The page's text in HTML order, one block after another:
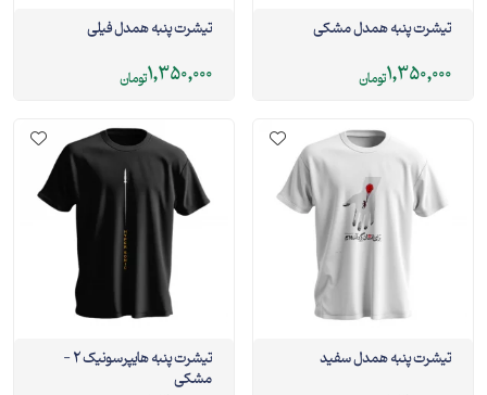
تیشرت پنبه همدل مشکی
1,350,000تومان
تیشرت پنبه همدل فیلی
1,350,000تومان
تیشرت پنبه همدل سفید
تیشرت پنبه هایپرسونیک 2 -
مشکی